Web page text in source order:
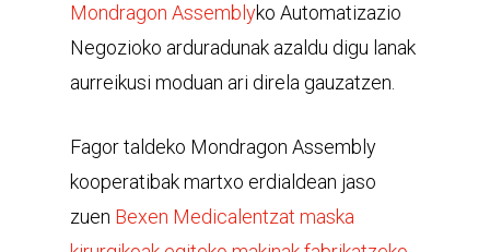
Mondragon Assemblyko Automatizazio
Negozioko arduradunak azaldu digu lanak
aurreikusi moduan ari direla gauzatzen.
Fagor taldeko Mondragon Assembly
kooperatibak martxo erdialdean jaso
zuen Bexen Medicalentzat maska